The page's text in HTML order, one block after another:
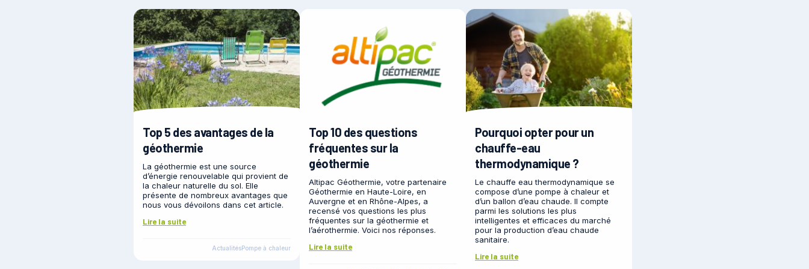
Top 5 des avantages de la
géothermie
La géothermie est une source
d’énergie renouvelable qui provient de
la chaleur naturelle du sol. Elle
présente de nombreux avantages que
nous vous dévoilons dans cet article.
Lire la suite
ActualitésPompe à chaleur
Top 10 des questions
fréquentes sur la
géothermie
Altipac Géothermie, votre partenaire
Géothermie en Haute-Loire, en
Auvergne et en Rhône-Alpes, a
recensé vos questions les plus
fréquentes sur la géothermie et
l’aérothermie. Voici nos réponses.
Lire la suite
Pourquoi opter pour un
chauffe-eau
thermodynamique ?
Le chauffe eau thermodynamique se
compose d’une pompe à chaleur et
d’un ballon d’eau chaude. Il compte
parmi les solutions les plus
intelligentes et efficaces du marché
pour la production d’eau chaude
sanitaire.
Lire la suite